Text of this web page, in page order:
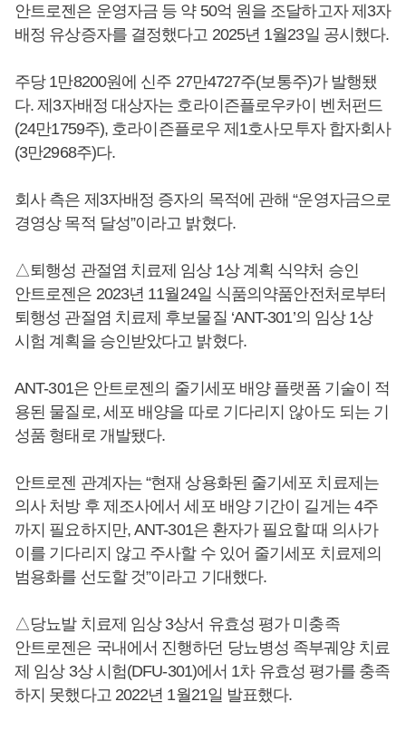
안트로젠은 운영자금 등 약 50억 원을 조달하고자 제3자
배정 유상증자를 결정했다고 2025년 1월23일 공시했다.
주당 1만8200원에 신주 27만4727주(보통주)가 발행됐
다. 제3자배정 대상자는 호라이즌플로우카이 벤처펀드
(24만1759주), 호라이즌플로우 제1호사모투자 합자회사
(3만2968주)다.
회사 측은 제3자배정 증자의 목적에 관해 “운영자금으로
경영상 목적 달성”이라고 밝혔다.
△퇴행성 관절염 치료제 임상 1상 계획 식약처 승인
안트로젠은 2023년 11월24일 식품의약품안전처로부터
퇴행성 관절염 치료제 후보물질 ‘ANT-301’의 임상 1상
시험 계획을 승인받았다고 밝혔다.
ANT-301은 안트로젠의 줄기세포 배양 플랫폼 기술이 적
용된 물질로, 세포 배양을 따로 기다리지 않아도 되는 기
성품 형태로 개발됐다.
안트로젠 관계자는 “현재 상용화된 줄기세포 치료제는
의사 처방 후 제조사에서 세포 배양 기간이 길게는 4주
까지 필요하지만, ANT-301은 환자가 필요할 때 의사가
이를 기다리지 않고 주사할 수 있어 줄기세포 치료제의
범용화를 선도할 것”이라고 기대했다.
△당뇨발 치료제 임상 3상서 유효성 평가 미충족
안트로젠은 국내에서 진행하던 당뇨병성 족부궤양 치료
제 임상 3상 시험(DFU-301)에서 1차 유효성 평가를 충족
하지 못했다고 2022년 1월21일 발표했다.